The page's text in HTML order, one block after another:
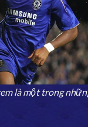
là một trong